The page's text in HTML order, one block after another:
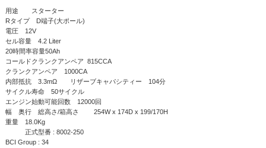
用途 スターター
Rタイプ D端子(大ポール)
電圧 12V
セル容量 4.2 Liter
20時間率容量50Ah
コールドクランクアンペア 815CCA
クランクアンペア 1000CA
内部抵抗 3.3mΩ リザーブキャパシティー 104分
サイクル寿命 50サイクル
エンジン始動可能回数 12000回
幅 奥行 総高さ/箱高さ 254W x 174D x 199/170H
重量 18.0Kg
正式型番 : 8002-250
BCI Group : 34